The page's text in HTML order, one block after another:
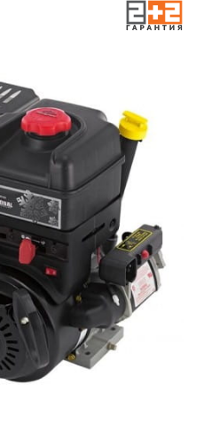
1450 - серия полупрофессиона...